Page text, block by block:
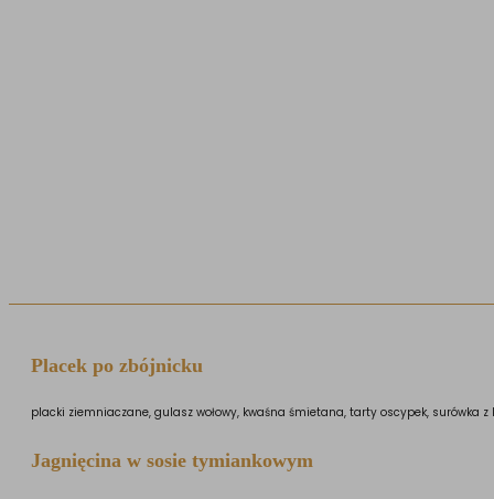
Placek po zbójnicku
placki ziemniaczane, gulasz wołowy, kwaśna śmietana, tarty oscypek, surówka
Jagnięcina w sosie tymiankowym